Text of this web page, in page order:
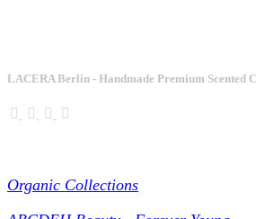
LACERA Berlin - Handmade Premium Scented
Organic Collections